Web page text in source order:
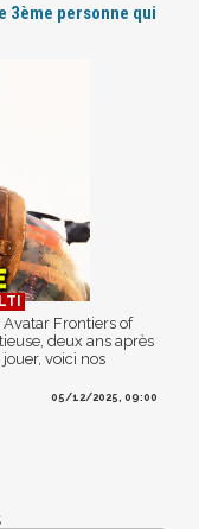
3ème personne qui
Avatar Frontiers of
deux ans après
voici nos
05/12/2025, 09:00